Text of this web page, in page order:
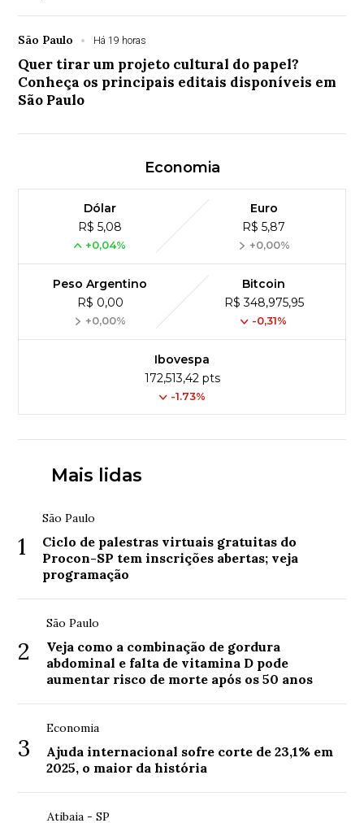
São Paulo Há 19 horas
Quer tirar um projeto cultural do papel?
Conheça os principais editais disponíveis em
São Paulo
Economia
Dólar
R$ 5,08
+0,04%
Euro
R$ 5,87
+0,00%
Peso Argentino
R$ 0,00
+0,00%
Bitcoin
R$ 348,975,95
-0,31%
Ibovespa
172,513,42 pts
-1.73%
Mais lidas
1
São Paulo
Ciclo de palestras virtuais gratuitas do
Procon-SP tem inscrições abertas; veja
programação
2
São Paulo
Veja como a combinação de gordura
abdominal e falta de vitamina D pode
aumentar risco de morte após os 50 anos
3
Economia
Ajuda internacional sofre corte de 23,1% em
2025, o maior da história
Atibaia - SP